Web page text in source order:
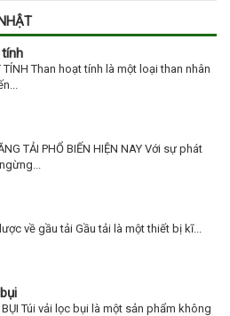
TÍNH Than hoạt tính là một loại than nhân
TẢI PHỔ BIẾN HIỆN NAY Với sự phát
về gầu tải Gầu tải là một thiết bị kĩ...
BỤI Túi vải lọc bụi là một sản phẩm không